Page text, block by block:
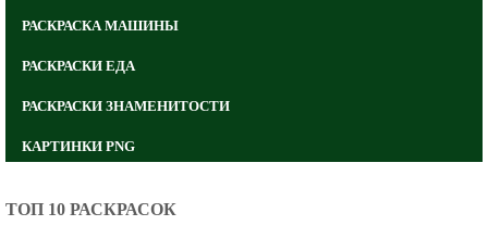
РАСКРАСКА МАШИНЫ
РАСКРАСКИ ЕДА
РАСКРАСКИ ЗНАМЕНИТОСТИ
КАРТИНКИ PNG
ТОП 10 РАСКРАСОК